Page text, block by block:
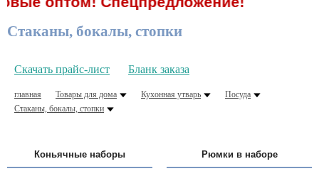
Стаканы, бокалы, стопки
Скачать прайс-лист Бланк заказа
главная Товары для дома Кухонная утварь
Посуда
Стаканы, бокалы, стопки
Коньячные наборы Рюмки в наборе